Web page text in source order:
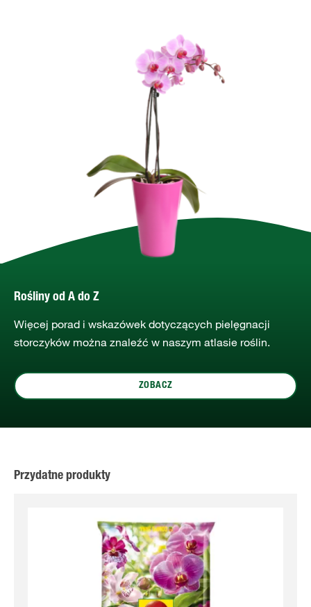
Rośliny od A do Z
Więcej porad i wskazówek dotyczących pielęgnacji
storczyków można znaleźć w naszym atlasie roślin.
ZOBACZ
Przydatne produkty